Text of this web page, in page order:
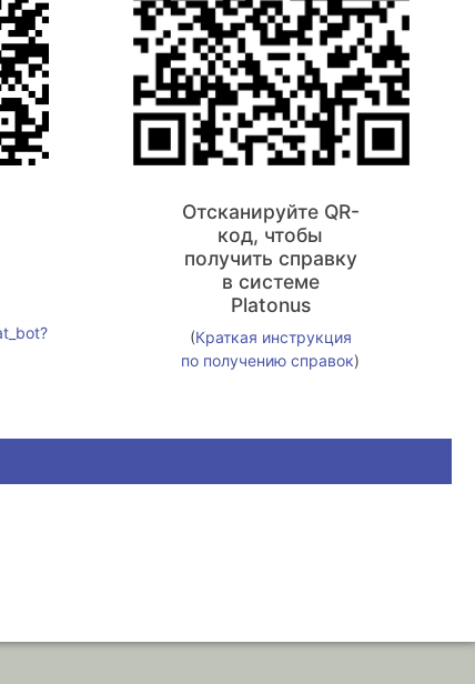
Отсканируйте QR-
код, чтобы
получить справку
в системе
Platonus
(Краткая инструкция
по получению справок)